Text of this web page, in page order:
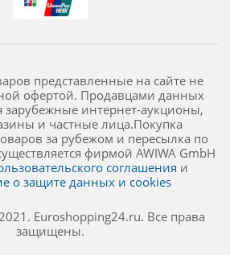
представленные на сайте не
офертой. Продавцами данных
зарубежные интернет-аукционы,
и частные лица.Покупка
за рубежом и пересылка по
фирмой AWIWA GmbH
соглашения и
о защите данных и cookies
Euroshopping24.ru. Все права
защищены.